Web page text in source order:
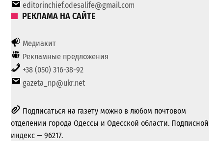
editorinchief.odesalife@gmail.com
РЕКЛАМА НА САЙТЕ
Медиакит
Рекламные предложения
+38 (050) 316-38-92
gazeta_np@ukr.net
Подписаться на газету можно в любом почтовом
отделении города Одессы и Одесской области. Подписной
индекс — 96217.